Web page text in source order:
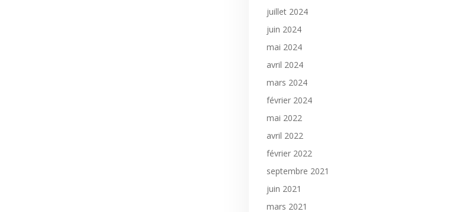
juillet 2024
juin 2024
mai 2024
avril 2024
mars 2024
février 2024
mai 2022
avril 2022
février 2022
septembre 2021
juin 2021
mars 2021